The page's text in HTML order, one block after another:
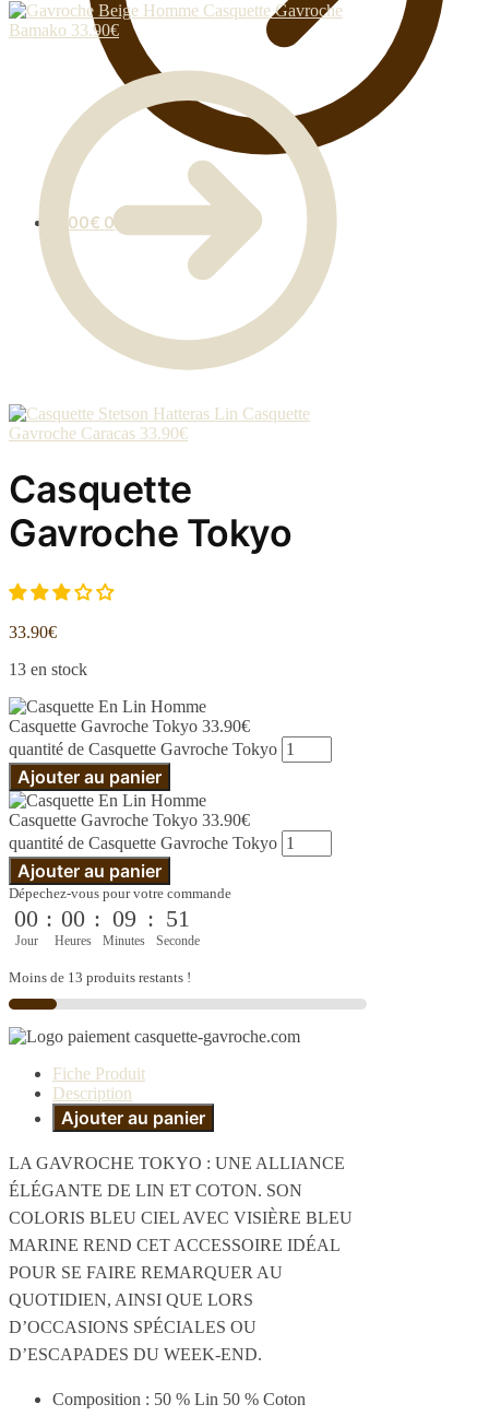
0.00€ 0
Casquette Gavroche
Bamako 33.90€
Casquette
Gavroche Caracas 33.90€
Casquette
Gavroche Tokyo
33.90€
13 en stock
Casquette Gavroche Tokyo 33.90€
quantité de Casquette Gavroche Tokyo
Ajouter au panier
Casquette Gavroche Tokyo 33.90€
quantité de Casquette Gavroche Tokyo
Ajouter au panier
Dépechez-vous pour votre commande
00
Jour
: 00
Heures
: 09
Minutes
: 51
Seconde
Moins de 13 produits restants !
Fiche Produit
Description
Ajouter au panier
LA GAVROCHE TOKYO : UNE ALLIANCE
ÉLÉGANTE DE LIN ET COTON. SON
COLORIS BLEU CIEL AVEC VISIÈRE BLEU
MARINE REND CET ACCESSOIRE IDÉAL
POUR SE FAIRE REMARQUER AU
QUOTIDIEN, AINSI QUE LORS
D’OCCASIONS SPÉCIALES OU
D’ESCAPADES DU WEEK-END.
Composition : 50 % Lin 50 % Coton